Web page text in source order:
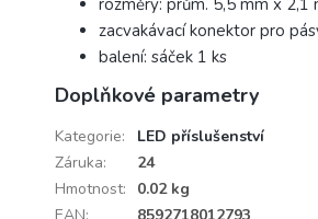
zacvakávací konektor pro
balení: sáček 1 ks
Doplňkové parametry
Kategorie:
LED příslušenství
Záruka:
24
Hmotnost:
0.02 kg
EAN: 8592718012793